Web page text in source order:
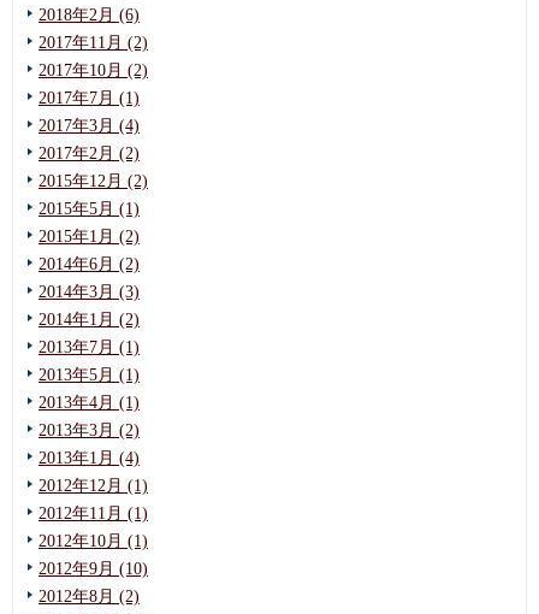
2018年2月 (6)
2017年11月 (2)
2017年10月 (2)
2017年7月 (1)
2017年3月 (4)
2017年2月 (2)
2015年12月 (2)
2015年5月 (1)
2015年1月 (2)
2014年6月 (2)
2014年3月 (3)
2014年1月 (2)
2013年7月 (1)
2013年5月 (1)
2013年4月 (1)
2013年3月 (2)
2013年1月 (4)
2012年12月 (1)
2012年11月 (1)
2012年10月 (1)
2012年9月 (10)
2012年8月 (2)